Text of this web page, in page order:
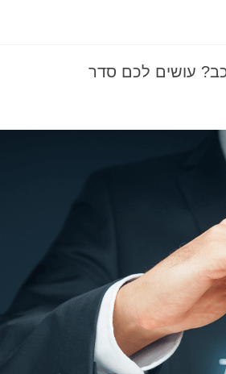
עושים לכם סדר